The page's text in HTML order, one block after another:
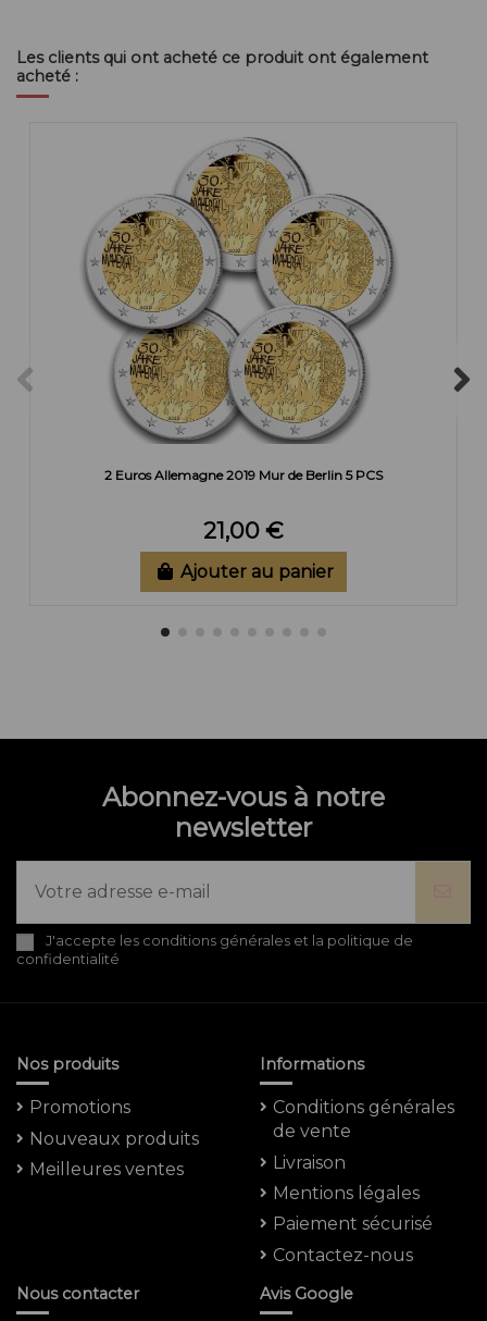
Les clients qui ont acheté ce produit ont également
acheté :
2 Euros Allemagne 2019 Mur de Berlin 5 PCS
21,00 €
Ajouter au panier
Abonnez-vous à notre
newsletter
J'accepte les conditions générales et la politique de
confidentialité
Nos produits
Promotions
Nouveaux produits
Meilleures ventes
Informations
Conditions générales
de vente
Livraison
Mentions légales
Paiement sécurisé
Contactez-nous
Nous contacter Avis Google